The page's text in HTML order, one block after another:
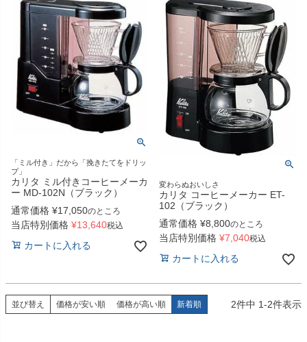
「ミル付き」だから「挽きたてをドリッ
プ」
カリタ ミル付きコーヒーメーカ
ー MD-102N（ブラック）
通常価格 ¥17,050のところ
当店特別価格 ¥13,640税込
カートに入れる
変わらぬおいしさ
カリタ コーヒーメーカー ET-
102（ブラック）
通常価格 ¥8,800のところ
当店特別価格 ¥7,040税込
カートに入れる
並び替え 価格が安い順 価格が高い順 新着順 2件中 1-2件表示